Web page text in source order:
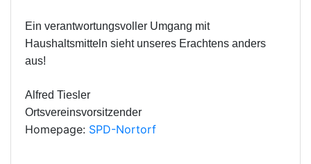
Ein verantwortungsvoller Umgang mit
Haushaltsmitteln sieht unseres Erachtens anders
aus!
Alfred Tiesler
Ortsvereinsvorsitzender
Homepage: SPD-Nortorf